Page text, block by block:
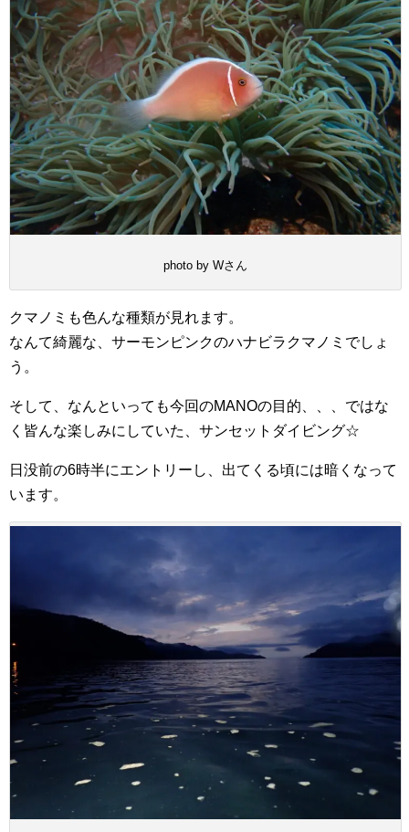
photo by Wさん
クマノミも色んな種類が見れます。
なんて綺麗な、サーモンピンクのハナビラクマノミでしょ
う。
そして、なんといっても今回のMANOの目的、、、ではな
く皆んな楽しみにしていた、サンセットダイビング☆
日没前の6時半にエントリーし、出てくる頃には暗くなって
います。